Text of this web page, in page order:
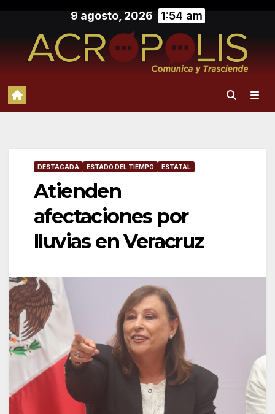
contenido
9 agosto, 2026 1:54 am
DESTACADA ESTADO DEL TIEMPO ESTATAL
Atienden
afectaciones por
lluvias en Veracruz